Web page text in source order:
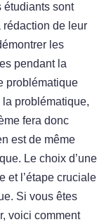
étudiants sont
rédaction de leur
les
pendant la
problématique
problématique,
fera donc
est de même
Le choix d’une
et l’étape cruciale
Si vous êtes
voici comment